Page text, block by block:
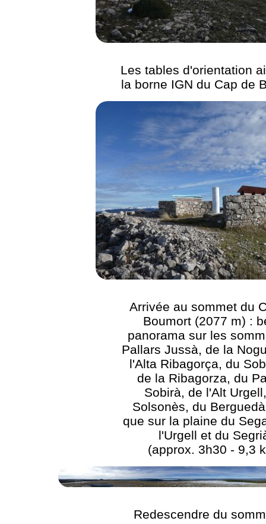
Les tables d'orientation
la borne IGN du Cap de
Arrivée au sommet du
Boumort (2077 m) :
panorama sur les
Pallars Jussà, de la
l'Alta Ribagorça, du
de la Ribagorza, du
Sobirà, de l'Alt
Solsonès, du
que sur la plaine du
l'Urgell et du
(approx. 3h30 - 9,3
Redescendre du